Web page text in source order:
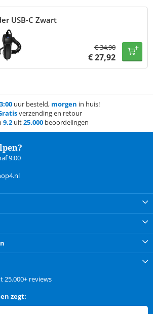
USB-C Zwart
€34,90
€27,92
uur besteld, morgen in huis!
verzending en retour
9.2 uit25.000 beoordelingen
9:00
25.000+ reviews
zegt: